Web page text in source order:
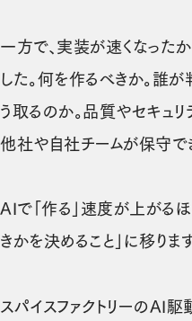
一方で、実装が速くなった
した。何を作るべきか。誰
う取るのか。品質やセキュリ
他社や自社チームが保守で
AIで「作る」速度が上がるほ
きかを決めること」に移ります
スパイスファクトリーのAI